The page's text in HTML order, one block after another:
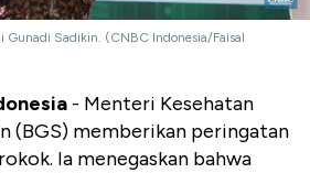
Gunadi Sadikin. (CNBC Indonesia/Faisal
- Menteri Kesehatan
(BGS) memberikan peringatan
Ia menegaskan bahwa